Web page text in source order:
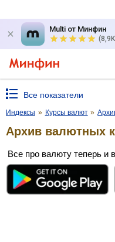
Multi от Минфин
Все показатели
Индексы » Курсы валют »
Архив валютных
Все про валюту теперь и